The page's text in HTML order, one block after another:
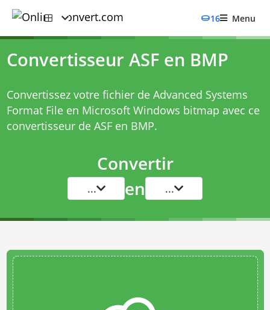
16 Menu
Convertisseur ASF en BMP
Convertissez votre fichier de Advanced Systems
Format File en Microsoft Windows bitmap avec ce
convertisseur de ASF en BMP.
Convertir
... en ...